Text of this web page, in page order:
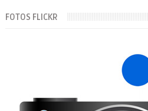
FOTOS FLICKR